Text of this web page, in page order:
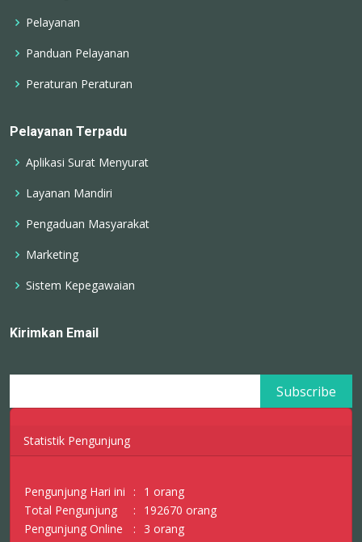
Pelayanan
Panduan Pelayanan
Peraturan Peraturan
Pelayanan Terpadu
Aplikasi Surat Menyurat
Layanan Mandiri
Pengaduan Masyarakat
Marketing
Sistem Kepegawaian
Kirimkan Email
Statistik Pengunjung
Pengunjung Hari ini :
1 orang
Total Pengunjung
:
192670 orang
Pengunjung Online
: 3 orang